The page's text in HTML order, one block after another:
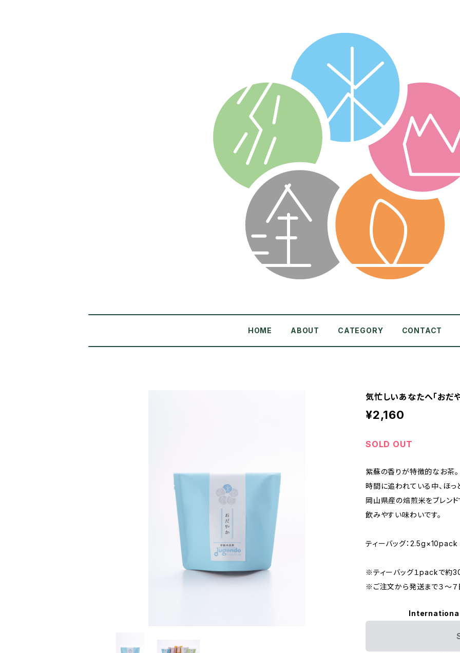
HOME ABOUT CATEGORY CONTACT
気忙しいあなたへ「おだ
¥2,160
SOLD OUT
紫蘇の香りが特徴的なお茶。
時間に追われている中、ほっ
岡山県産の焙煎米をブレン
飲みやすい味わいです。
ティーバッグ：2.5g×10pack
※ティーバッグ１packで約
※ご注文から発送まで３～